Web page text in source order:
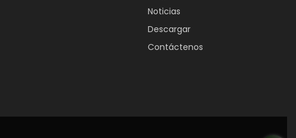
Noticias
Descargar
Contáctenos